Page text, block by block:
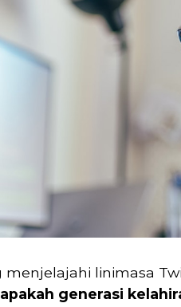
menjelajahi linimasa
apakah generasi